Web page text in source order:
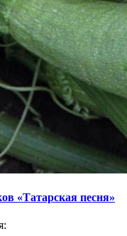
«Татарская песня»